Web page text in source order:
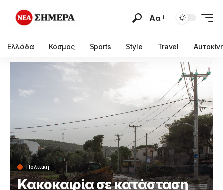
Αα
Ελλάδα Κόσμος Sports Style Travel
Πολιτική
Κακοκαιρία σε κατάσταση